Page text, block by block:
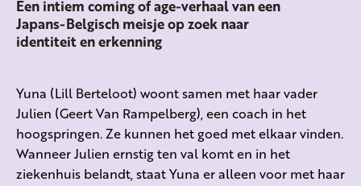
Een intiem coming of age-verhaal van een
Japans-Belgisch meisje op zoek naar
identiteit en erkenning
Yuna (Lill Berteloot) woont samen met haar vader
Julien (Geert Van Rampelberg), een coach in het
hoogspringen. Ze kunnen het goed met elkaar vinden.
Wanneer Julien ernstig ten val komt en in het
ziekenhuis belandt, staat Yuna er alleen voor met haar